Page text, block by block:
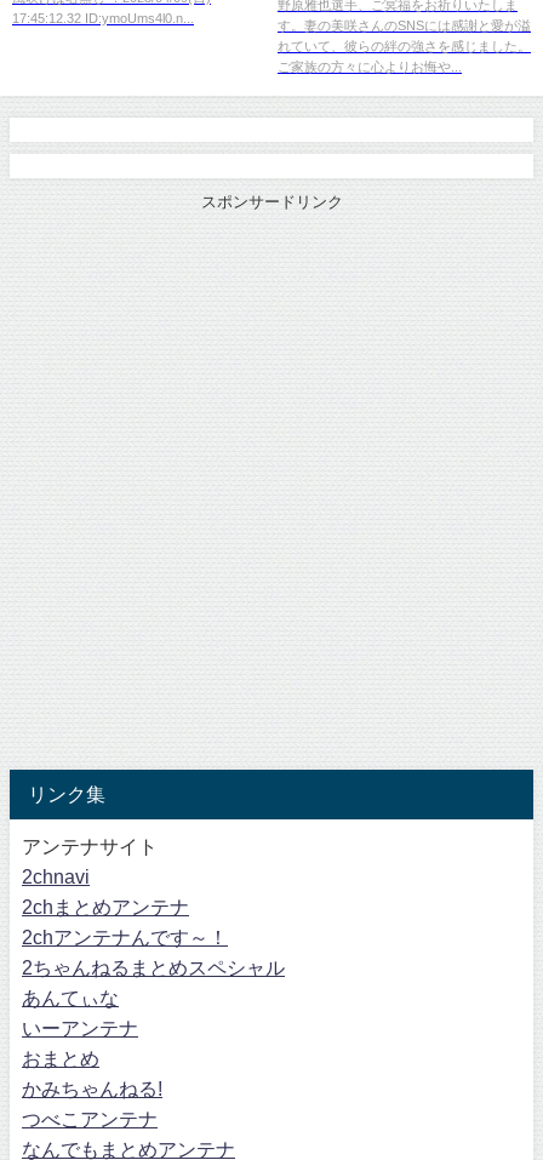
17:45:12.32 ID:ymoUms4l0.n...
野原雅也選手、ご冥福をお祈りいたしま
す。妻の美咲さんのSNSには感謝と愛が溢
れていて、彼らの絆の強さを感じました。
ご家族の方々に心よりお悔や...
スポンサードリンク
リンク集
アンテナサイト
2chnavi
2chまとめアンテナ
2chアンテナんです～！
2ちゃんねるまとめスペシャル
あんてぃな
いーアンテナ
おまとめ
かみちゃんねる!
つべこアンテナ
なんでもまとめアンテナ